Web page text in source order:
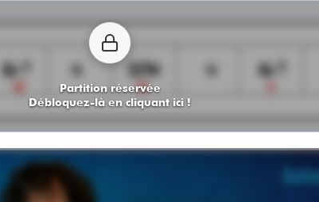
Partition réservée
Débloquez-là en cliquant ici !